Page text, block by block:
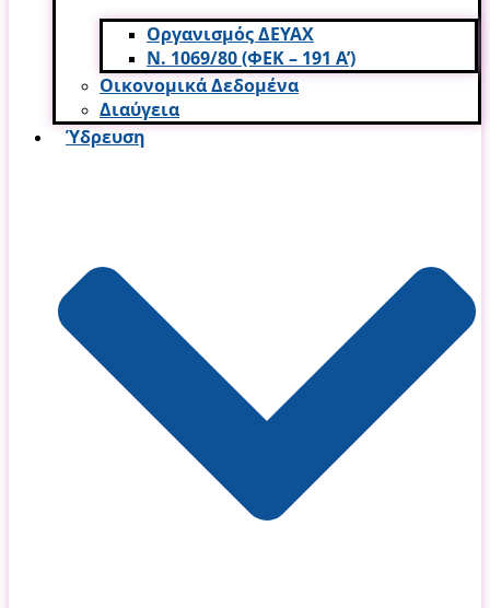
Οργανισμός ΔΕΥΑΧ
Ν. 1069/80 (ΦΕΚ – 191 Α’)
Οικονομικά Δεδομένα
Διαύγεια
Ύδρευση